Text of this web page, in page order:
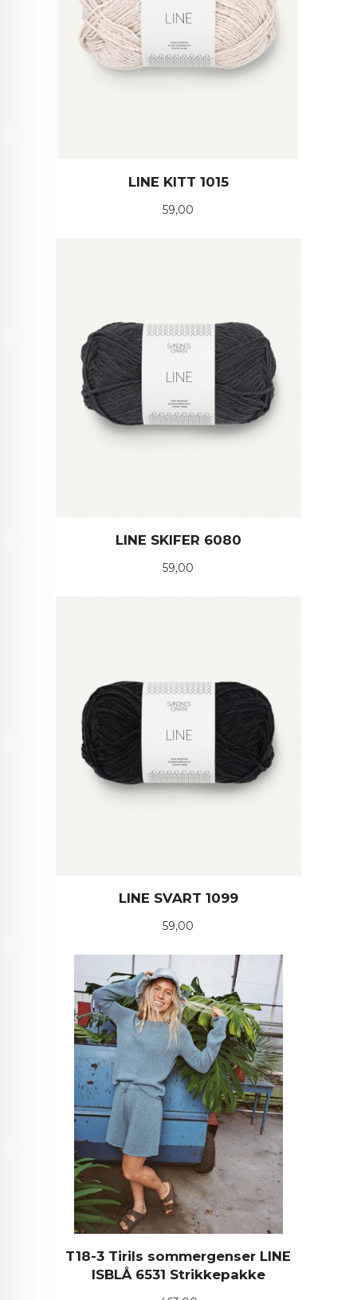
LINE KITT 1015
Pris
59,00
LINE SKIFER 6080
Pris
59,00
LINE SVART 1099
Pris
59,00
T18-3 Tirils sommergenser LINE
ISBLÅ 6531 Strikkepakke